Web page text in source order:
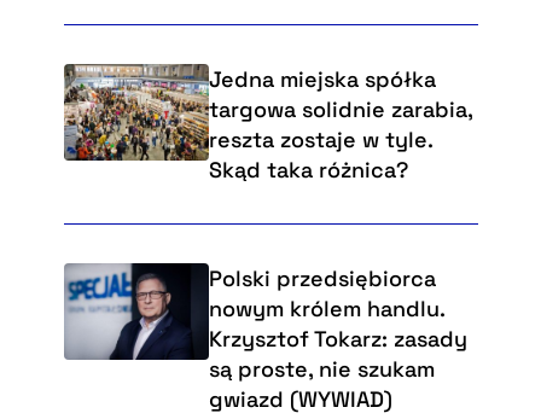
Jedna miejska spółka
targowa solidnie zarabia,
reszta zostaje w tyle.
Skąd taka różnica?
Polski przedsiębiorca
nowym królem handlu.
Krzysztof Tokarz: zasady
są proste, nie szukam
gwiazd (WYWIAD)